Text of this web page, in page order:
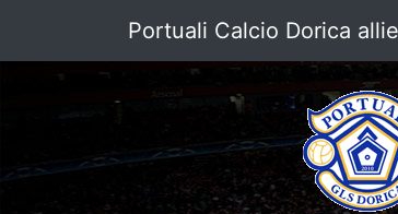
Portuali Calcio Dorica